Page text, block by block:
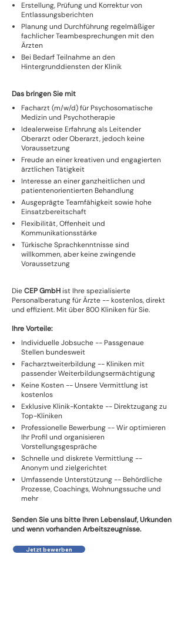
Erstellung, Prüfung und Korrektur von
Entlassungsberichten
Planung und Durchführung regelmäßiger
fachlicher Teambesprechungen mit den
Ärzten
Bei Bedarf Teilnahme an den
Hintergrunddiensten der Klinik
Das bringen Sie mit
Facharzt (m/w/d) für Psychosomatische
Medizin und Psychotherapie
Idealerweise Erfahrung als Leitender
Oberarzt oder Oberarzt, jedoch keine
Voraussetzung
Freude an einer kreativen und engagierten
ärztlichen Tätigkeit
Interesse an einer ganzheitlichen und
patientenorientierten Behandlung
Ausgeprägte Teamfähigkeit sowie hohe
Einsatzbereitschaft
Flexibilität, Offenheit und
Kommunikationsstärke
Türkische Sprachkenntnisse sind
willkommen, aber keine zwingende
Voraussetzung
DieCEP GmbH ist Ihre spezialisierte
Personalberatung für Ärzte -- kostenlos, direkt
und effizient. Mit über 800 Kliniken für Sie.
Ihre Vorteile:
Individuelle Jobsuche -- Passgenaue
Stellen bundesweit
Facharztweiterbildung -- Kliniken mit
passender Weiterbildungsermächtigung
Keine Kosten -- Unsere Vermittlung ist
kostenlos
Exklusive Klinik-Kontakte -- Direktzugang zu
Top-Kliniken
Professionelle Bewerbung -- Wir optimieren
Ihr Profil und organisieren
Vorstellungsgespräche
Schnelle und diskrete Vermittlung --
Anonym und zielgerichtet
Umfassende Unterstützung -- Behördliche
Prozesse, Coachings, Wohnungssuche und
mehr
Senden Sie uns bitte Ihren Lebenslauf, Urkunden
und wenn vorhanden Arbeitszeugnisse.
Jetzt bewerben